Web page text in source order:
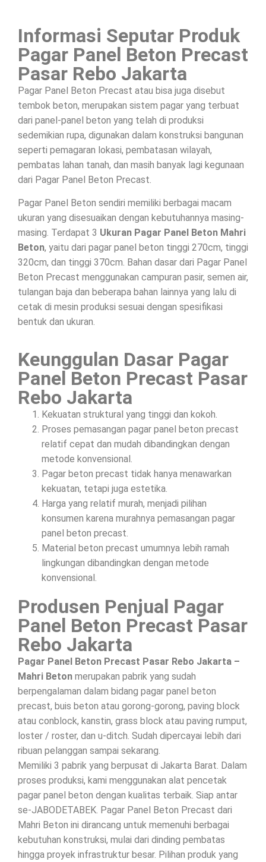
Informasi Seputar Produk
Pagar Panel Beton Precast
Pasar Rebo Jakarta
Pagar Panel Beton Precast atau bisa juga disebut
tembok beton, merupakan sistem pagar yang terbuat
dari panel-panel beton yang telah di produksi
sedemikian rupa, digunakan dalam konstruksi bangunan
seperti pemagaran lokasi, pembatasan wilayah,
pembatas lahan tanah, dan masih banyak lagi kegunaan
dari Pagar Panel Beton Precast.
Pagar Panel Beton sendiri memiliki berbagai macam
ukuran yang disesuaikan dengan kebutuhannya masing-
masing. Terdapat 3 Ukuran Pagar Panel Beton Mahri
Beton, yaitu dari pagar panel beton tinggi 270cm, tinggi
320cm, dan tinggi 370cm. Bahan dasar dari Pagar Panel
Beton Precast menggunakan campuran pasir, semen air,
tulangan baja dan beberapa bahan lainnya yang lalu di
cetak di mesin produksi sesuai dengan spesifikasi
bentuk dan ukuran.
Keunggulan Dasar Pagar
Panel Beton Precast Pasar
Rebo Jakarta
Kekuatan struktural yang tinggi dan kokoh.
Proses pemasangan pagar panel beton precast
relatif cepat dan mudah dibandingkan dengan
metode konvensional.
Pagar beton precast tidak hanya menawarkan
kekuatan, tetapi juga estetika.
Harga yang relatif murah, menjadi pilihan
konsumen karena murahnya pemasangan pagar
panel beton precast.
Material beton precast umumnya lebih ramah
lingkungan dibandingkan dengan metode
konvensional.
Produsen Penjual Pagar
Panel Beton Precast Pasar
Rebo Jakarta
Pagar Panel Beton Precast Pasar Rebo Jakarta –
Mahri Beton merupakan pabrik yang sudah
berpengalaman dalam bidang pagar panel beton
precast, buis beton atau gorong-gorong, paving block
atau conblock, kanstin, grass block atau paving rumput,
loster / roster, dan u-ditch. Sudah dipercayai lebih dari
ribuan pelanggan sampai sekarang.
Memiliki 3 pabrik yang berpusat di Jakarta Barat. Dalam
proses produksi, kami menggunakan alat pencetak
pagar panel beton dengan kualitas terbaik. Siap antar
se-JABODETABEK. Pagar Panel Beton Precast dari
Mahri Beton ini dirancang untuk memenuhi berbagai
kebutuhan konstruksi, mulai dari dinding pembatas
hingga proyek infrastruktur besar. Pilihan produk yang